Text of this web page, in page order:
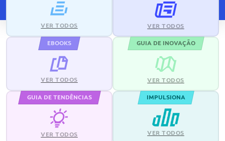
VER TODOS VER TODOS
EBOOKS
VER TODOS
GUIA DE INOVAÇÃO
VER TODOS
GUIA DE TENDÊNCIAS
VER TODOS
IMPULSIONA
VER TODOS